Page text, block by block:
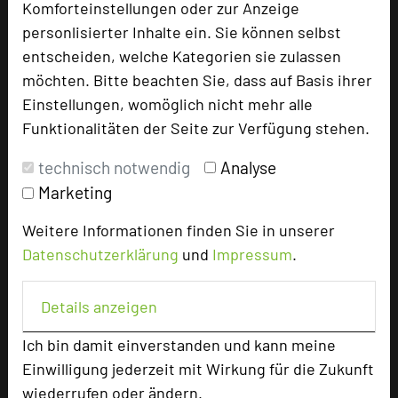
Komforteinstellungen oder zur Anzeige
personlisierter Inhalte ein. Sie können selbst
entscheiden, welche Kategorien sie zulassen
möchten. Bitte beachten Sie, dass auf Basis ihrer
Einstellungen, womöglich nicht mehr alle
Funktionalitäten der Seite zur Verfügung stehen.
technisch notwendig
Analyse
Marketing
Weitere Informationen finden Sie in unserer
Datenschutzerklärung und Impressum.
Details anzeigen
Ich bin damit einverstanden und kann meine
Einwilligung jederzeit mit Wirkung für die Zukunft
wiederrufen oder ändern.
mit avantgardistischer Feinschmeckerküche
wurde vom renommierten Guide Michelin 2017
zum fünften Mal in Folge mit einem Stern
ausgezeichnet. Auf der Speisekarte finden sich
traditionell fränkische Gerichte aus regionalen
Produkten, die komplett „dekonstruiert“ und
Fußgängerzone, die Residenz, der Dom, das
Museum am Dom, die alte Mainbrücke und viele
andere Sehenswürdigkeiten sind vom Hotel
fußläufig zu erreichen.
URL:www.rebstock.com